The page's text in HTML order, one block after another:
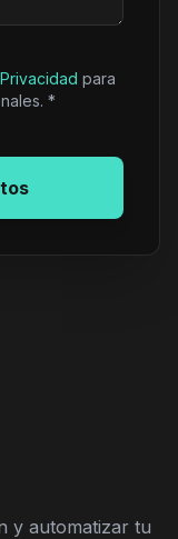
para
*
y automatizar tu